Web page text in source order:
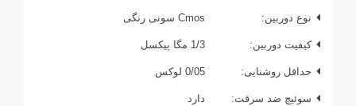
نوع دوربین: Cmos سونی رنگی
کیفیت دوربین: 1/3 مگا پیکسل
حداقل روشنایی: 0/05 لوکس
سوئیچ ضد سرقت: دارد